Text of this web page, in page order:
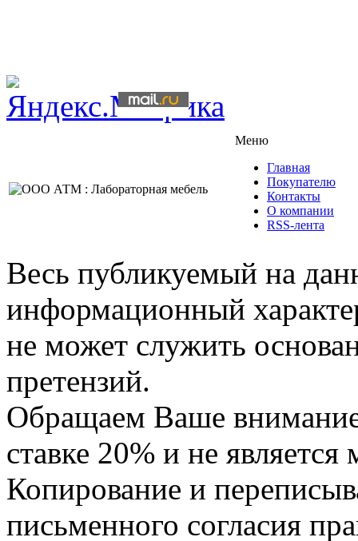
Меню
Главная
Покупателю
Контакты
О компании
RSS-лента
Весь публикуемый на
информационный
не может служить
претензий.
Обращаем Ваше
ставке 20% и не
Копирование и
письменного согласия